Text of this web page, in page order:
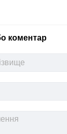
коментар